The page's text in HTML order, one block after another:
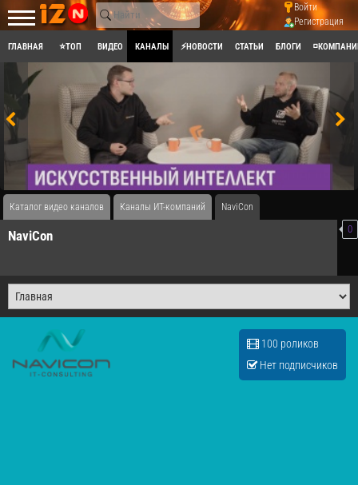
Войти
Регистрация
ГЛАВНАЯ ⭐ТОП ВИДЕО КАНАЛЫ ⚡НОВОСТИ СТАТЬИ БЛОГИ
Каталог видео каналов Каналы ИТ-компаний NaviCon
0
NaviCon
100 роликов
Нет подписчиков